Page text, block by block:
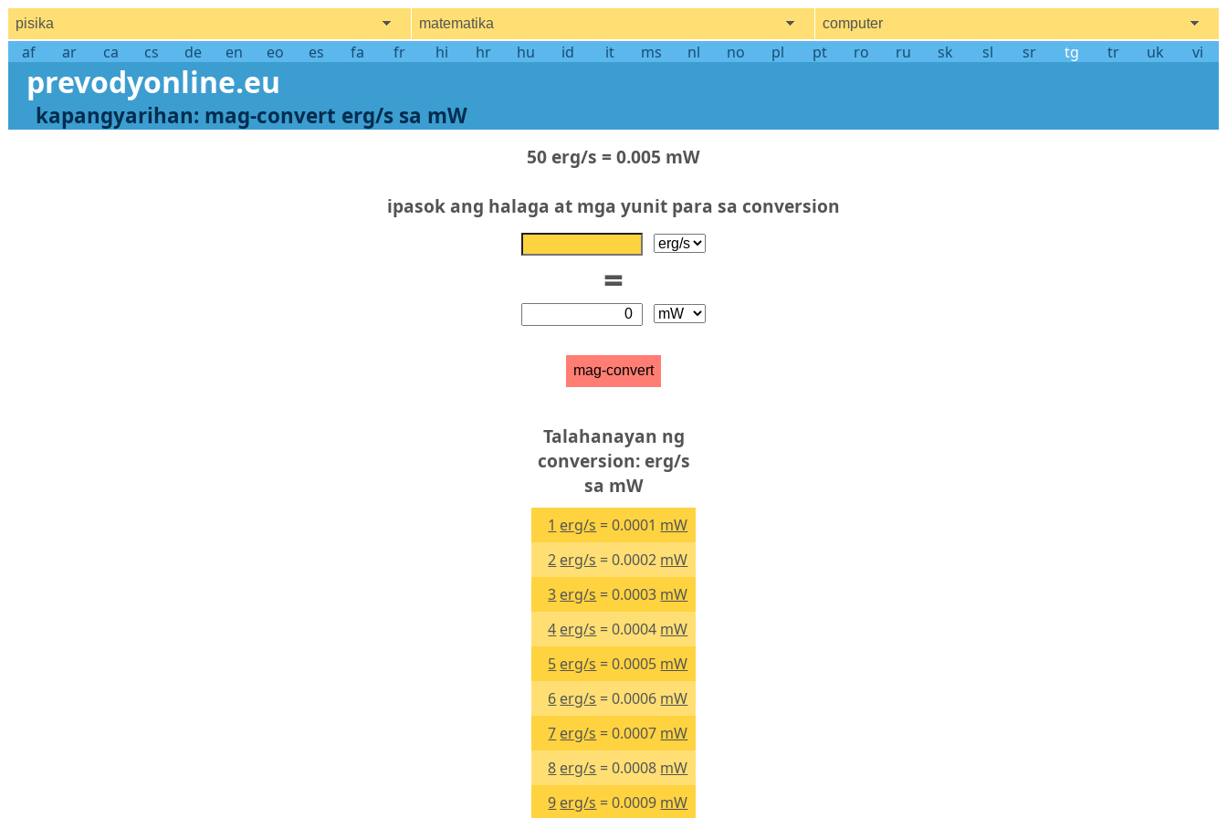
pisika matematika computer
af ar ca cs de en eo es fa fr hi hr hu id it ms nl no pl pt ro ru sk sl sr tg tr uk vi
prevodyonline.eu
kapangyarihan: mag-convert erg/s sa mW
50 erg/s = 0.005 mW
ipasok ang halaga at mga yunit para sa conversion
=
mag-convert
Talahanayan ng
conversion: erg/s
sa mW
1 erg/s = 0.0001 mW
2 erg/s = 0.0002 mW
3 erg/s = 0.0003 mW
4 erg/s = 0.0004 mW
5 erg/s = 0.0005 mW
6 erg/s = 0.0006 mW
7 erg/s = 0.0007 mW
8 erg/s = 0.0008 mW
9 erg/s = 0.0009 mW